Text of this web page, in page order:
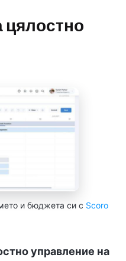
цялостно
и бюджета си с Scoro
управление на